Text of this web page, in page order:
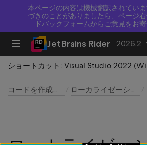
本ページの内容は機械翻訳されてい
づきのことがありましたら、ページ
ドバックフォームからご意見をお寄
JetBrains Rider 2026.2
ショートカット:Visual Studio 2022
コードを作成および編集する ローカライゼーションアシスタンス